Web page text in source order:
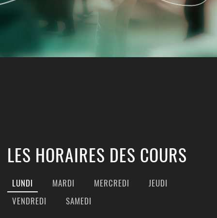
LES HORAIRES DES COURS
LUNDI MARDI MERCREDI
JEUDI
VENDREDI
SAMEDI